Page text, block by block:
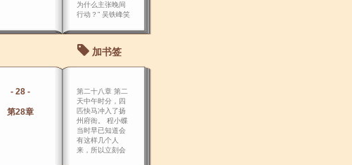
为什么主张晚间
行动？” 吴铁峰笑
的安全考虑。
加书签
- 28 -
第28章
第二十八章 第二
天中午时分，四
匹快马冲入了扬
州府衙。 程小蝶
当时早已知道会
有这样几个人
来，所以立刻会